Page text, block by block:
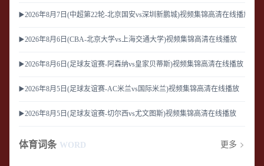
▶️2026年8月7日(中超第22轮-北京国安vs深圳新鹏城)视频集锦高清在线播放
▶️2026年8月6日(CBA-北京大学vs上海交通大学)视频集锦高清在线播放
▶️2026年8月6日(足球友谊赛-阿森纳vs皇家贝蒂斯)视频集锦高清在线播放
▶️2026年8月5日(足球友谊赛-AC米兰vs国际米兰)视频集锦高清在线播放
▶️2026年8月5日(足球友谊赛-切尔西vs尤文图斯)视频集锦高清在线播放
体育词条 WORD 更多